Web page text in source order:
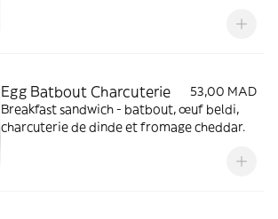
Egg Batbout Charcuterie
53,00 MAD
Breakfast sandwich - batbout, œuf beldi,
charcuterie de dinde et fromage cheddar.